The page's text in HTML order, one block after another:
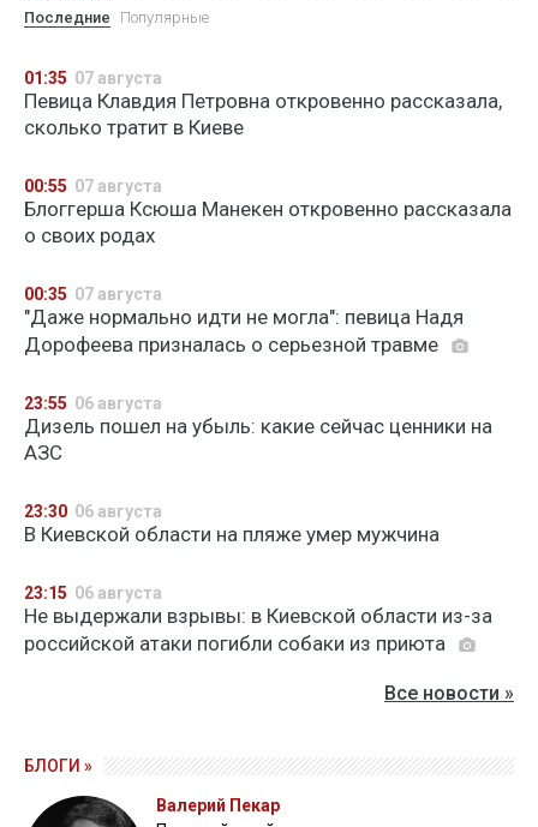
Последние Популярные
01:35 07 августа
Певица Клавдия Петровна откровенно рассказала,
сколько тратит в Киеве
00:55 07 августа
Блоггерша Ксюша Манекен откровенно рассказала
о своих родах
00:35 07 августа
"Даже нормально идти не могла": певица Надя
Дорофеева призналась о серьезной травме
23:55 06 августа
Дизель пошел на убыль: какие сейчас ценники на
АЗС
23:30 06 августа
В Киевской области на пляже умер мужчина
23:15 06 августа
Не выдержали взрывы: в Киевской области из-за
российской атаки погибли собаки из приюта
Все новости »
БЛОГИ »
Валерий Пекар